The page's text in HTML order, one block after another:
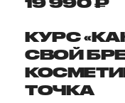
КУРС
СВОЙ
ТОЧКА